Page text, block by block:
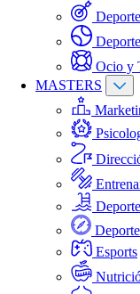
Ocio y
MASTERS
Esports